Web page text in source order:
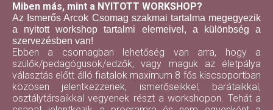
Miben más, mint a NYITOTT WORKSHOP?
Az Ismerős Arcok Csomag szakmai tartalma megegyezik
a nyitott workshop tartalmi elemeivel, a különbség a
szervezésben van!
Ebben a csomagban lehetőség van arra, hogy a
szülők/pedagógusok/edzők, vagy maguk az életpálya
választás előtt álló fiatalok maximum 8 fős kiscsoportban
közösen jelentkezzenek, ismerőseikkel, barátaikkal,
osztálytársaikkal vegyenek részt a workshopon. Tehát a